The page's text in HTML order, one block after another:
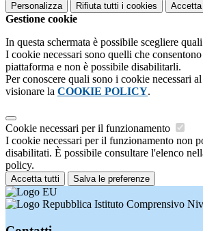
Personalizza Rifiuta tutti i cookies
Gestione cookie
In questa schermata è possibile scegliere
I cookie necessari sono quelli che
piattaforma e non è possibile disabilitarli.
Per conoscere quali sono i cookie necessari
visionare la COOKIE POLICY.
Cookie necessari per il funzionamento
I cookie necessari per il funzionamento non
disabilitati. È possibile consultare l'elenco
policy.
Accetta tutti Salva le preferenze
Istituto Comprensivo